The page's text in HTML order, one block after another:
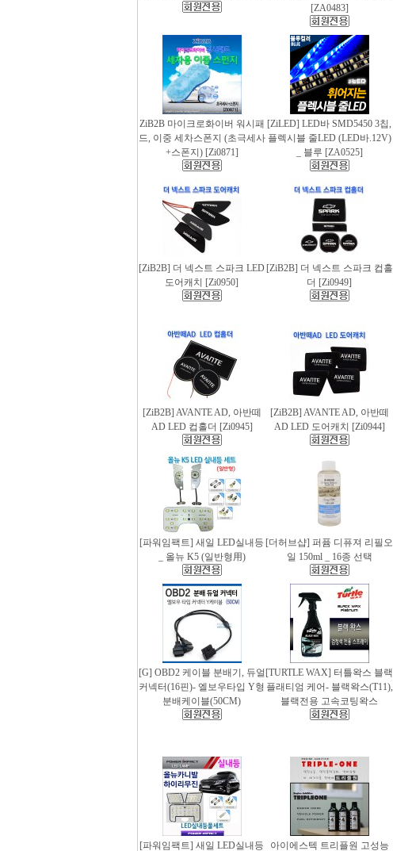
[ZA0483]
ZiB2B 마이크로화이버 워시패
드, 이중 세차스폰지 (초극세사
+스폰지) [Zi0871]
[ZiLED] LED바 SMD5450 3칩,
플렉시블 줄LED (LED바.12V)
_ 블루 [ZA0525]
[ZiB2B] 더 넥스트 스파크 LED
도어캐치 [Zi0950]
[ZiB2B] 더 넥스트 스파크 컵홀
더 [Zi0949]
[ZiB2B] AVANTE AD, 아반떼
AD LED 컵홀더 [Zi0945]
[ZiB2B] AVANTE AD, 아반떼
AD LED 도어캐치 [Zi0944]
[파워임팩트] 새일 LED실내등
_ 올뉴 K5 (일반형用)
[더허브샵] 퍼퓸 디퓨져 리필오
일 150ml _ 16종 선택
[G] OBD2 케이블 분배기, 듀얼
커넥터(16핀)- 엘보우타입 Y형
분배케이블(50CM)
[TURTLE WAX] 터틀왁스 블랙
플래티엄 케어- 블랙왁스(T11),
블랙전용 고속코팅왁스
[파워임팩트] 새일 LED실내등 아이에스텍 트리플원 고성능